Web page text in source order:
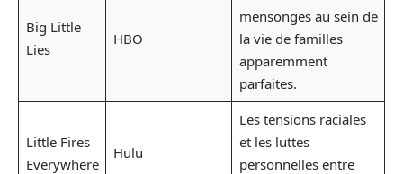
Big Little
Lies
HBO
mensonges au sein de
la vie de familles
apparemment
parfaites.
Little Fires
Everywhere
Hulu
Les tensions raciales
et les luttes
personnelles entre